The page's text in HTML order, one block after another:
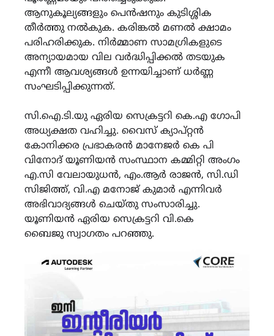
ആനുകൂല്യങ്ങളും പെൻഷനും കുടിശ്ശിക
തീർത്തു നൽകുക. കരിങ്കൽ മണൽ ക്ഷാമം
പരിഹരിക്കുക. നിർമ്മാണ സാമഗ്രികളുടെ
അന്യായമായ വില വർദ്ധിപ്പിക്കൽ തടയുക
എന്നീ ആവശ്യങ്ങൾ ഉന്നയിച്ചാണ് ധർണ്ണ
സംഘടിപ്പിക്കുന്നത്.
സി.ഐ.ടി.യു ഏരിയ സെക്രട്ടറി കെ.എ ഗോപി
അധ്യക്ഷത വഹിച്ചു. വൈസ് ക്യാപ്റ്റൻ
കോനിക്കര പ്രഭാകരൻ മാനേജർ കെ പി
വിനോദ് യൂണിയൻ സംസ്ഥാന കമ്മിറ്റി അംഗം
എ.സി വേലായുധൻ, എം.ആർ രാജൻ, സി.ഡി
സിജിത്ത്, വി.എ മനോജ് കുമാർ എന്നിവർ
അഭിവാദ്യങ്ങൾ ചെയ്തു സംസാരിച്ചു.
യൂണിയൻ ഏരിയ സെക്രട്ടറി വി.കെ
ബൈജു സ്വാഗതം പറഞ്ഞു.